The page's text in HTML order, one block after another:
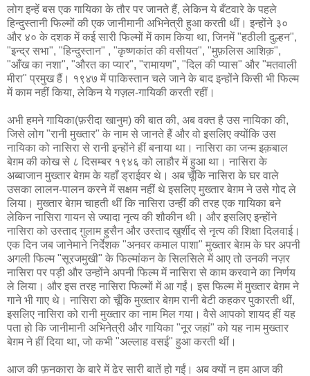
लोग इन्हें बस एक गायिका के तौर पर जानते हैं, लेकिन ये बँटवारे के पहले
हिन्दुस्तानी फिल्मों की एक जानीमानी अभिनेत्री हुआ करती थीं। इन्होंने ३०
और ४० के दशक में कई सारी फिल्मों में काम किया था, जिनमें "हठीली दुल्हन",
"इन्द्र सभा", "हिन्दुस्तान" , "कृष्णकांत की वसीयत", "मुफ़लिस आशिक़",
"आँख का नशा", "औरत का प्यार", "रामायण", "दिल की प्यास" और "मतवाली
मीरा" प्रमुख हैं। १९४७ में पाकिस्तान चले जाने के बाद इन्होंने किसी भी फिल्म
में काम नहीं किया, लेकिन ये गज़ल-गायिकी करती रहीं।
अभी हमने गायिका(फ़रीदा खानुम) की बात की, अब वक्त है उस नायिका की,
जिसे लोग "रानी मुख्तार" के नाम से जानते हैं और वो इसलिए क्योंकि उस
नायिका को नासिरा से रानी इन्होंने हीं बनाया था। नासिरा का जन्म इक़बाल
बेग़म की कोख से ८ दिसम्बर १९४६ को लाहौर में हुआ था। नासिरा के
अब्बाजान मुख्तार बेग़म के यहाँ ड्राईवर थे। अब चूँकि नासिरा के घर वाले
उसका लालन-पालन करने में सक्षम नहीं थे इसलिए मुख्तार बेग़म ने उसे गोद ले
लिया। मुख्तार बेग़म चाहती थीं कि नासिरा उन्हीं की तरह एक गायिका बने
लेकिन नासिरा गायन से ज्यादा नृत्य की शौकीन थी। और इसलिए इन्होंने
नासिरा को उस्ताद गु़लाम हुसैन और उस्ताद खुर्शीद से नृत्य की शिक्षा दिलवाई।
एक दिन जब जानेमाने निर्देशक "अनवर कमाल पाशा" मुख्तार बेग़म के घर अपनी
अगली फिल्म "सूरजमुखी" के फिल्मांकन के सिलसिले में आए तो उनकी नज़र
नासिरा पर पड़ी और उन्होंने अपनी फिल्म में नासिरा से काम करवाने का निर्णय
ले लिया। और इस तरह नासिरा फिल्मों में आ गईं। इस फिल्म में मुख्तार बेग़म ने
गाने भी गाए थे। नासिरा को चूँकि मुख्तार बेग़म रानी बेटी कहकर पुकारती थीं,
इसलिए नासिरा को रानी मुख्तार का नाम मिल गया। वैसे आपको शायद हीं यह
पता हो कि जानीमानी अभिनेत्री और गायिका "नूर जहां" को यह नाम मुख्तार
बेग़म ने हीं दिया था, जो कभी "अल्लाह वसई" हुआ करती थीं।
आज की फ़नकारा के बारे में ढेर सारी बातें हो गईं। अब क्यों न हम आज की